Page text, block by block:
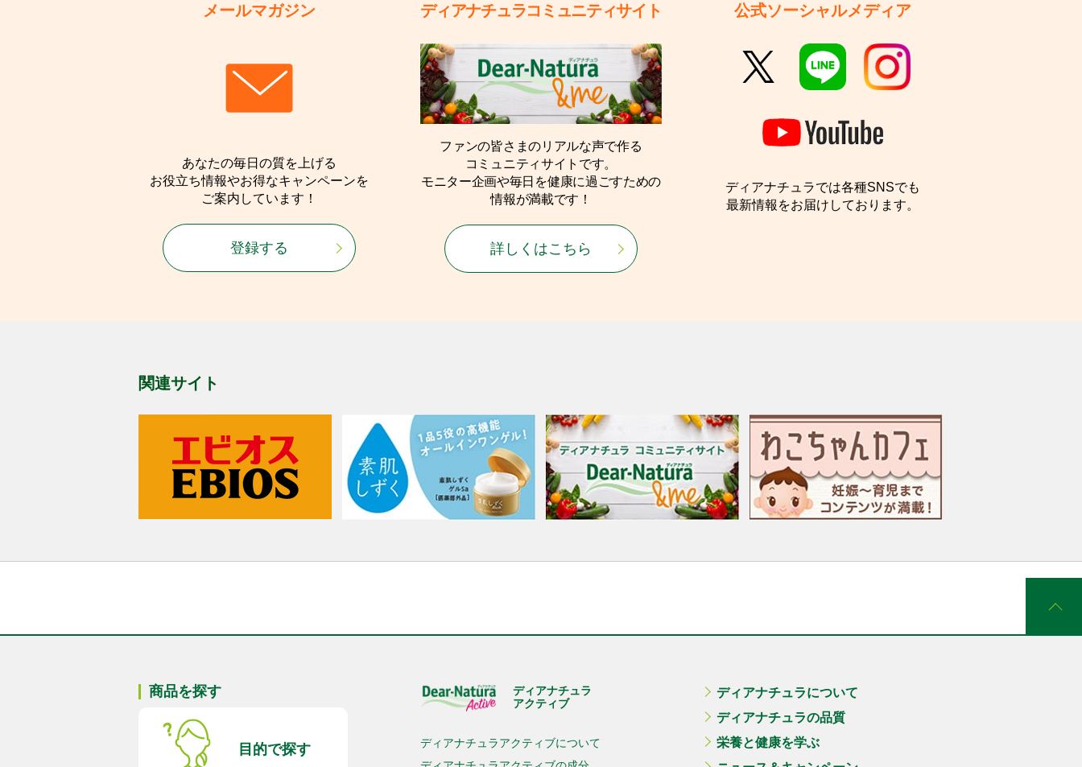
メールマガジン
あなたの毎日の質を上げる
お役立ち情報やお得なキャンペーンを
ご案内しています！
登録する
ディアナチュラコミュニティサイト
ファンの皆さまのリアルな声で作る
コミュニティサイトです。
モニター企画や毎日を健康に過ごすための
情報が満載です！
詳しくはこちら
公式ソーシャルメディア
ディアナチュラでは各種SNSでも
最新情報をお届けしております。
関連サイト
商品を探す
目的で探す
ディアナチュラ
アクティブ
ディアナチュラアクティブについて
ディアナチュラについて
ディアナチュラの品質
栄養と健康を学ぶ